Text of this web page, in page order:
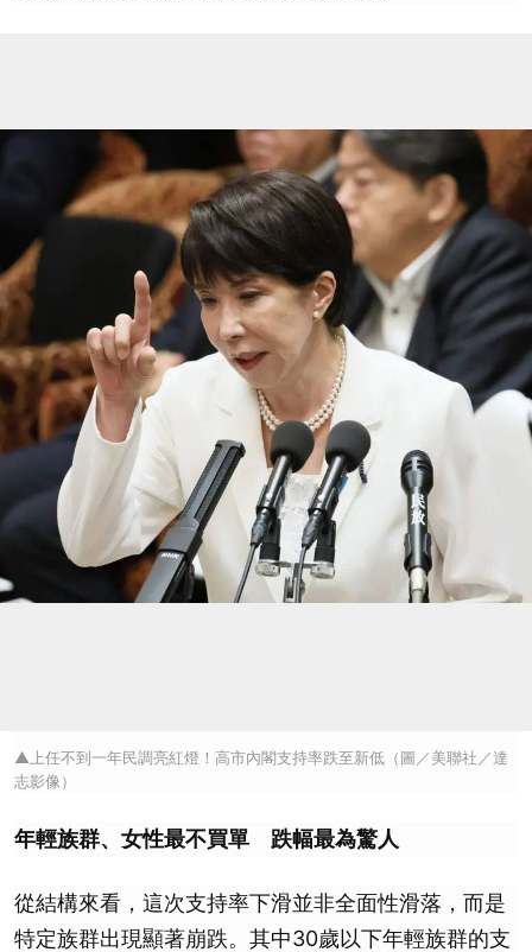
▲上任不到一年民調亮紅燈！高市內閣支持率跌至新低（圖／美聯社／達
志影像）
年輕族群、女性最不買單 跌幅最為驚人
從結構來看，這次支持率下滑並非全面性滑落，而是
特定族群出現顯著崩跌。其中30歲以下年輕族群的支